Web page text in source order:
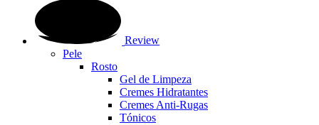
Review
Pele
Rosto
Gel de Limpeza
Cremes Hidratantes
Cremes Anti-Rugas
Tónicos